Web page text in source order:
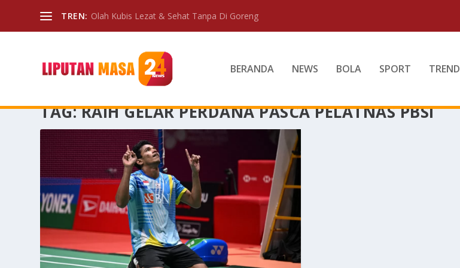
TREN: Olah Kubis Lezat & Sehat Tanpa Di Goreng
BERANDA NEWS BOLA SPORT TREND
TAG:RAIH GELAR PERDANA PASCA PELATNAS PBSI